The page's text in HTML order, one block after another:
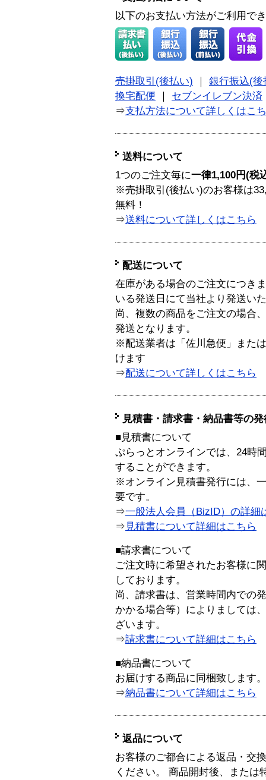
以下のお支払い方法がご利用で
売掛取引(後払い) ｜ 銀行振込(後
換宅配便 ｜ セブンイレブン決済
⇒支払方法について詳しくはこ
送料について
1つのご注文毎に一律1,100円(税
※売掛取引(後払い)のお客様は
無料！
⇒送料について詳しくはこちら
配送について
在庫がある場合のご注文につき
いる発送日にて当社より発送い
尚、複数の商品をご注文の場合
発送となります。
※配送業者は「佐川急便」また
けます
⇒配送について詳しくはこちら
見積書・請求書・納品書等の
■見積書について
ぷらっとオンラインでは、24時
することができます。
※オンライン見積書発行には、
要です。
⇒一般法人会員（BizID）の詳細
⇒ 見積書について詳細はこちら
■請求書について
ご注文時に希望されたお客様に
しております。
尚、請求書は、営業時間内での
かかる場合等）によりましては
ざいます。
⇒請求書について詳細はこちら
■納品書について
お届けする商品に同梱致します。
⇒納品書について詳細はこちら
返品について
お客様のご都合による返品・交
ください。 商品開封後、または